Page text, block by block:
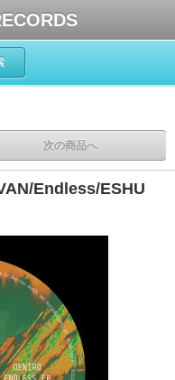
次の商品へ
Endless/ESHU